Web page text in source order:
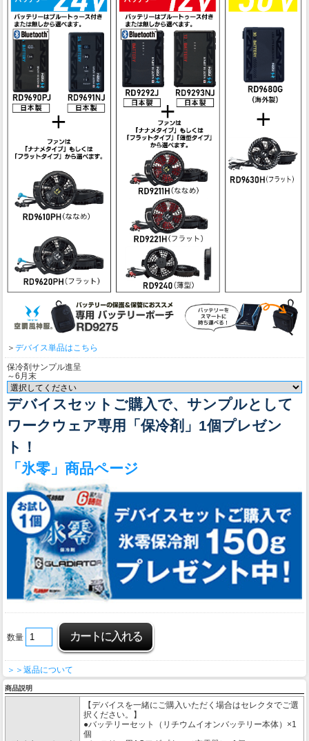
＞ デバイス単品はこちら
保冷剤サンプル進呈
～6月末
デバイスセットご購入で、サンプルとして
ワークウェア専用「保冷剤」1個プレゼン
ト！
「氷零」商品ページ
数量
＞＞返品について
商品説明
【デバイスを一緒にご購入いただく場合はセレクタでご選
択ください。】
●バッテリーセット（リチウムイオンバッテリー本体）×1
個